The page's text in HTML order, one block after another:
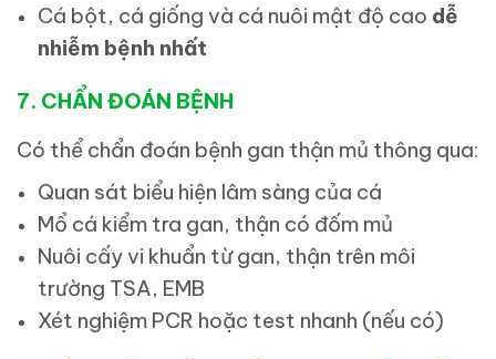
Cá bột, cá giống và cá nuôi mật độ cao dễ
nhiễm bệnh nhất
7. CHẨN ĐOÁN BỆNH
Có thể chẩn đoán bệnh gan thận mủ thông qua:
Quan sát biểu hiện lâm sàng của cá
Mổ cá kiểm tra gan, thận có đốm mủ
Nuôi cấy vi khuẩn từ gan, thận trên môi
trường TSA, EMB
Xét nghiệm PCR hoặc test nhanh (nếu có)